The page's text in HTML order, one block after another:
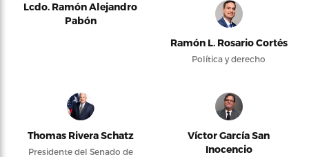
Lcdo. Ramón Alejandro
Pabón
Ramón L. Rosario Cortés
Política y derecho
Thomas Rivera Schatz
Presidente del Senado de
Víctor García San
Inocencio